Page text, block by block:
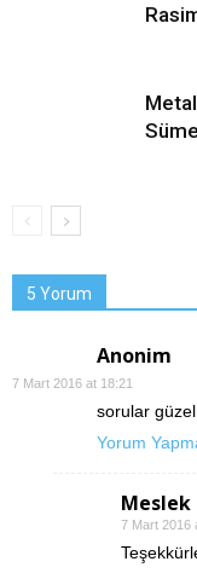
5 Yorum
Anonim
7 Mart 2016 at 18:21
sorular
Yorum
Meslek
7 Mart 2016